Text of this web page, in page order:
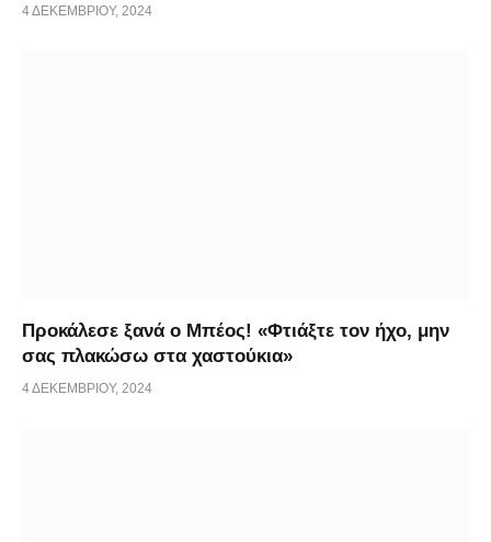
4 ΔΕΚΕΜΒΡΊΟΥ, 2024
Προκάλεσε ξανά ο Μπέος! «Φτιάξτε τον ήχο, μην
σας πλακώσω στα χαστούκια»
4 ΔΕΚΕΜΒΡΊΟΥ, 2024